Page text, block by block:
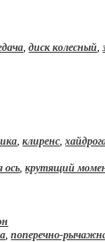
,диск колесный,
,клиренс,
ось,крутящий
,поперечно-